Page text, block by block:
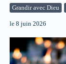
Grandir avec Dieu
le 8 juin 2026